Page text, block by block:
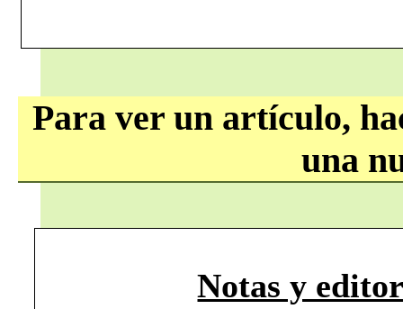
Para ver un artículo,
una
Notas y